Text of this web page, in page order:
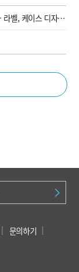
로큐니움주사2.5㎖ (로쿠로늄브롬화물) - 라벨, 케이스 디자인 변경
문의하기